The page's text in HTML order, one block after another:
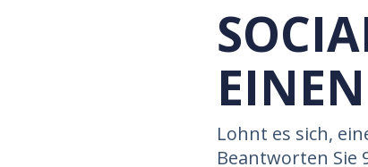
Lohnt es sich,
Beantworten Sie